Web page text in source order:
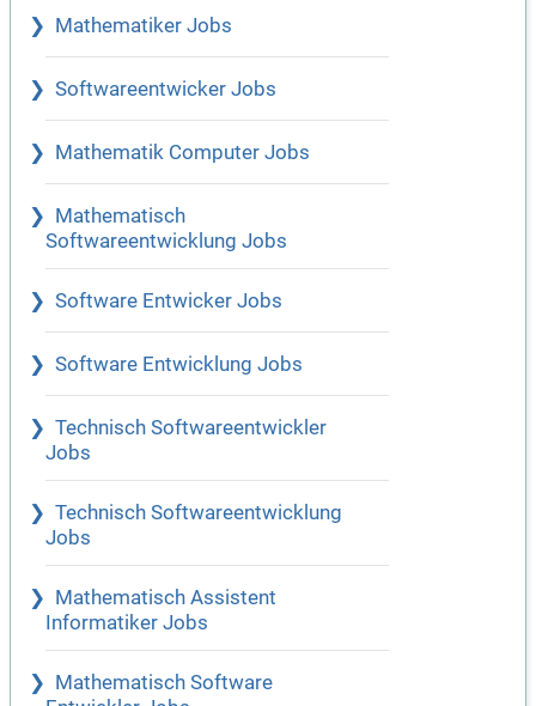
Mathematiker Jobs
Softwareentwicker Jobs
Mathematik Computer Jobs
Mathematisch
Softwareentwicklung Jobs
Software Entwicker Jobs
Software Entwicklung Jobs
Technisch Softwareentwickler
Jobs
Technisch Softwareentwicklung
Jobs
Mathematisch Assistent
Informatiker Jobs
Mathematisch Software